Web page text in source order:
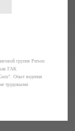
группе Person
ГАК
Опыт ведения
трудовыми